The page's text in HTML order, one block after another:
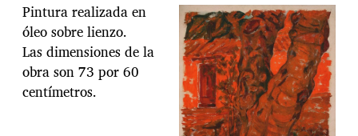
Pintura realizada en
óleo sobre lienzo.
Las dimensiones de la
obra son 73 por 60
centímetros.